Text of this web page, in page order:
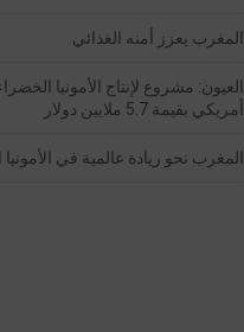
المغرب يعزز أمنه الغذائي
العيون: مشروع لإنتاج الأمونيا
أمريكي بقيمة 5.7 ملايين دولار
المغرب نحو ريادة عالمية في